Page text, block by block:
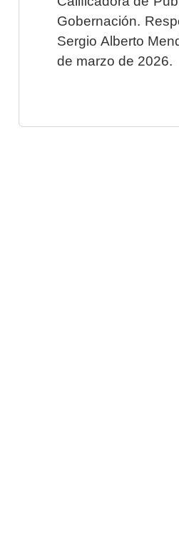
Gobernación.
Sergio Alberto
de marzo de 2026.